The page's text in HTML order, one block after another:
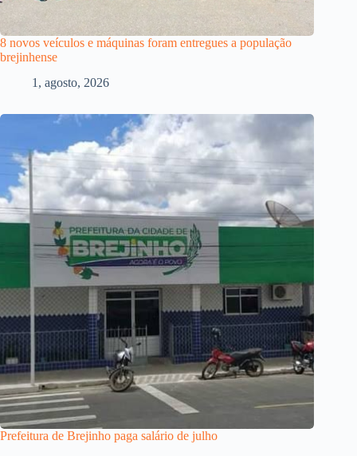
8 novos veículos e máquinas foram entregues a população
brejinhense
1, agosto, 2026
Prefeitura de Brejinho paga salário de julho